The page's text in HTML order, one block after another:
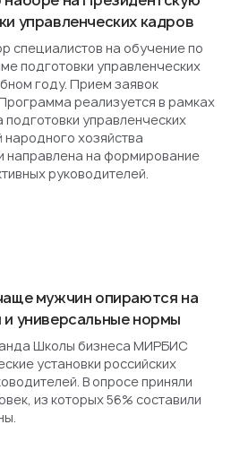
управленческих кадров
специалистов на обучение по
подготовки управленческих
году. Прием заявок
реализуется в рамках
управленческих
хозяйства
направлена на формирование
руководителей.
мужчин опираются на
универсальные нормы
Школы бизнеса МИРБИС
установки российских
В опросе приняли
из которых 56% составили